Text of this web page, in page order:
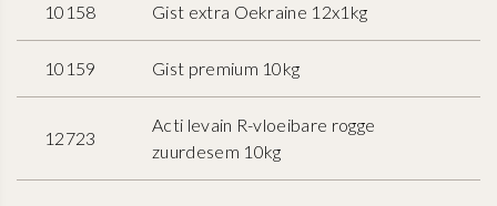
10158 Gist extra Oekraine 12x1kg
10159 Gist premium 10kg
12723
Acti levain R-vloeibare rogge
zuurdesem 10kg